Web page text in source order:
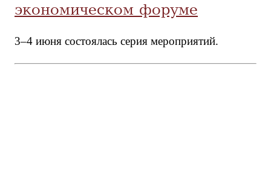
экономическом форуме
3–4 июня состоялась серия мероприятий.